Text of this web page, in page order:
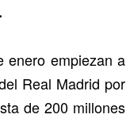
enero empiezan a
Real Madrid por
de 200 millones